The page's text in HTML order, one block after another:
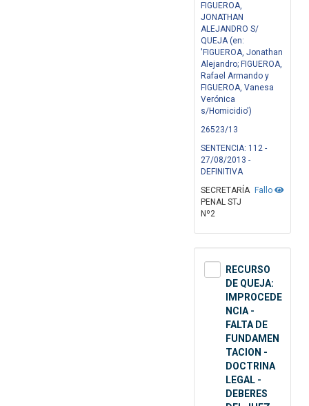
FIGUEROA,
JONATHAN
ALEJANDRO S/
QUEJA (en:
'FIGUEROA, Jonathan
Alejandro; FIGUEROA,
Rafael Armando y
FIGUEROA, Vanesa
Verónica
s/Homicidio')
26523/13
SENTENCIA: 112 -
27/08/2013 -
DEFINITIVA
Fallo
SECRETARÍA
PENAL STJ
Nº2
RECURSO
DE QUEJA:
IMPROCEDE
NCIA -
FALTA DE
FUNDAMEN
TACION -
DOCTRINA
LEGAL -
DEBERES